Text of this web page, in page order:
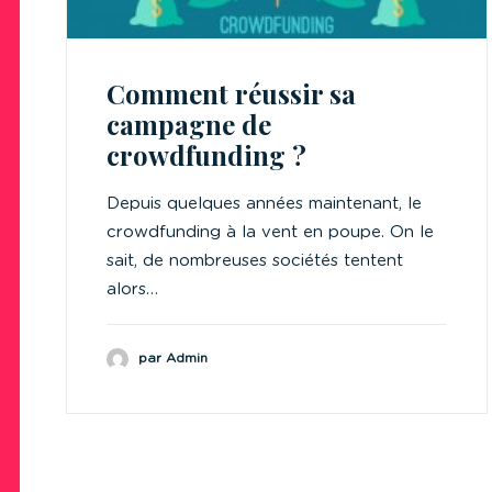
Comment réussir sa
campagne de
crowdfunding ?
Depuis quelques années maintenant, le
crowdfunding à la vent en poupe. On le
sait, de nombreuses sociétés tentent
alors…
par Admin